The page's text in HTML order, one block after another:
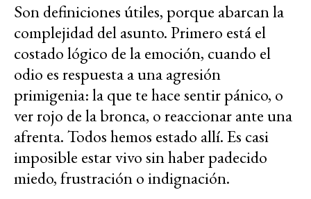
Son definiciones útiles, porque abarcan la
complejidad del asunto. Primero está el
costado lógico de la emoción, cuando el
odio es respuesta a una agresión
primigenia: la que te hace sentir pánico, o
ver rojo de la bronca, o reaccionar ante una
afrenta. Todos hemos estado allí. Es casi
imposible estar vivo sin haber padecido
miedo, frustración o indignación.